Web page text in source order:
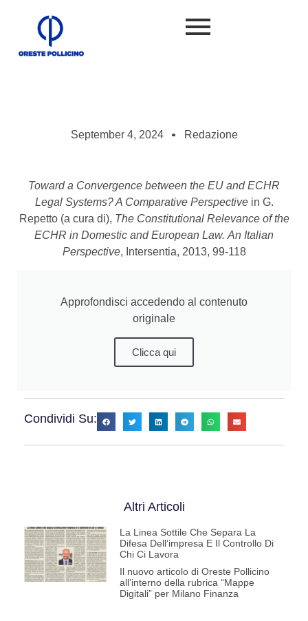
September 4, 2024 Redazione
Toward a Convergence between the EU and ECHR
Legal Systems? A Comparative Perspectivein G.
Repetto (a cura di), The Constitutional Relevance of the
ECHR in Domestic and European Law. An Italian
Perspective, Intersentia, 2013, 99-118
Approfondisci accedendo al contenuto
originale
Clicca qui
Condividi Su:
Altri Articoli
La Linea Sottile Che Separa La
Difesa Dell’impresa E Il Controllo Di
Chi Ci Lavora
Il nuovo articolo di Oreste Pollicino
all’interno della rubrica “Mappe
Digitali” per Milano Finanza